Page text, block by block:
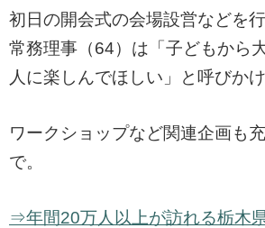
初日の開会式の会場設営などを
常務理事（64）は「子どもから
人に楽しんでほしい」と呼びかけ
ワークショップなど関連企画も
で。
⇒年間20万人以上が訪れる栃木